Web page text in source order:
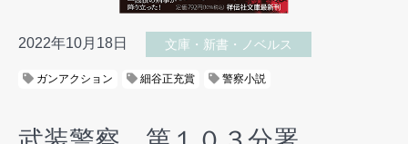
2022年10月18日 文庫・新書・ノベルス
ガンアクション 細谷正充賞 警察小説